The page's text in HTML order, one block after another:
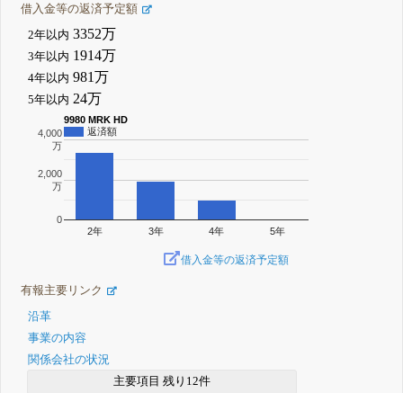
借入金等の返済予定額
2年以内 3352万
3年以内 1914万
4年以内 981万
5年以内 24万
9980 MRK HD
返済額
2年 3年 4年 5年
0
2,000
万
4,000
万
借入金等の返済予定額
有報主要リンク
沿革
事業の内容
関係会社の状況
主要項目 残り12件